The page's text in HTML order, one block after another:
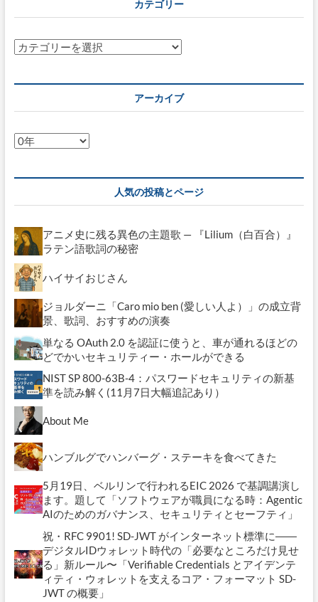
ト
ア
ノ
み
出
た
め
メ
カ
ズ
ム
カテゴリー
カ
ー
アーカイブ
ア
ブ
人気の投稿とページ
アニメ史に残る異色の主題歌 — 『Lilium（白百合）』
ラテン語歌詞の秘密
ハイサイおじさん
ジョルダーニ「Caro mio ben (愛しい人よ）」の成立背
景、歌詞、おすすめの演奏
単なる OAuth 2.0 を認証に使うと、車が通れるほどの
どでかいセキュリティー・ホールができる
NIST SP 800-63B-4：パスワードセキュリティの新基
準を読み解く(11月7日大幅追記あり）
About Me
ハンブルグでハンバーグ・ステーキを食べてきた
5月19日、ベルリンで行われるEIC 2026 で基調講演し
ます。題して「ソフトウェアが職員になる時：Agentic
AIのためのガバナンス、セキュリティとセーフティ」
祝・RFC 9901! SD-JWT がインターネット標準に――
デジタルIDウォレット時代の「必要なところだけ見せ
る」新ルール〜「Verifiable Credentials とアイデンテ
ィティ・ウォレットを支えるコア・フォーマット SD-
JWT の概要」